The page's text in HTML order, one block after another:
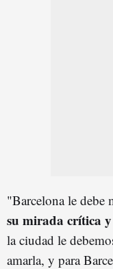
"Barcelona le debe
su mirada crítica
la ciudad le
amarla, y para